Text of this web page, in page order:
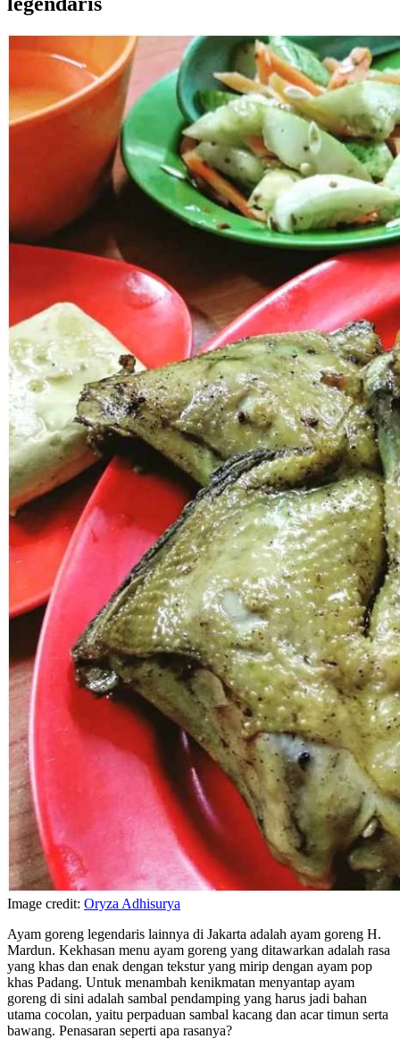
Image credit: Oryza Adhisurya
Ayam goreng legendaris lainnya di Jakarta adalah ayam goreng H.
Mardun. Kekhasan menu ayam goreng yang ditawarkan adalah rasa
yang khas dan enak dengan tekstur yang mirip dengan ayam pop
khas Padang. Untuk menambah kenikmatan menyantap ayam
goreng di sini adalah sambal pendamping yang harus jadi bahan
utama cocolan, yaitu perpaduan sambal kacang dan acar timun serta
bawang. Penasaran seperti apa rasanya?